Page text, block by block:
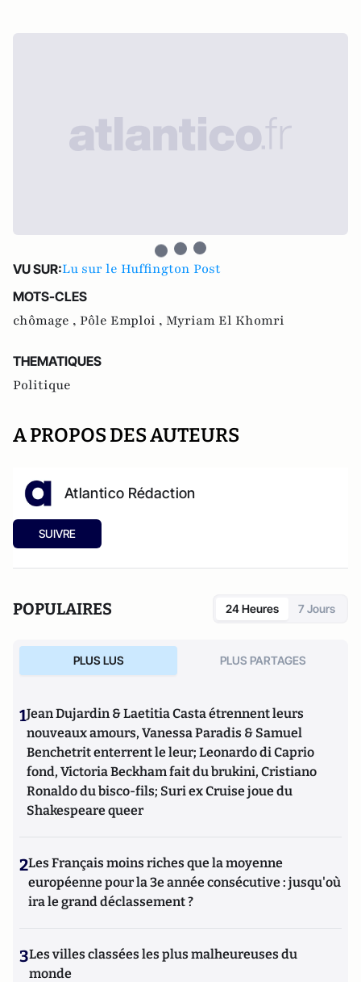
VU SUR:Lu sur le Huffington Post
MOTS-CLES
chômage , Pôle Emploi , Myriam El Khomri
THEMATIQUES
Politique
A PROPOS DES AUTEURS
Atlantico Rédaction
SUIVRE
POPULAIRES 24 Heures 7 Jours
PLUS LUS PLUS PARTAGES
1Jean Dujardin & Laetitia Casta étrennent leurs
nouveaux amours, Vanessa Paradis & Samuel
Benchetrit enterrent le leur; Leonardo di Caprio
fond, Victoria Beckham fait du brukini, Cristiano
Ronaldo du bisco-fils; Suri ex Cruise joue du
Shakespeare queer
2Les Français moins riches que la moyenne
européenne pour la 3e année consécutive : jusqu'où
ira le grand déclassement ?
3Les villes classées les plus malheureuses du
monde